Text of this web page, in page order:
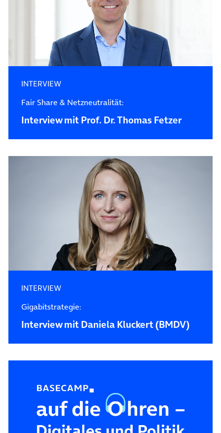
INTERVIEW
Fair Share & Netzneutralität:
Interview mit Prof. Dr. Thomas Fetzer
INTERVIEW
Gigabitstrategie:
Interview mit Daniela Kluckert (BMDV)